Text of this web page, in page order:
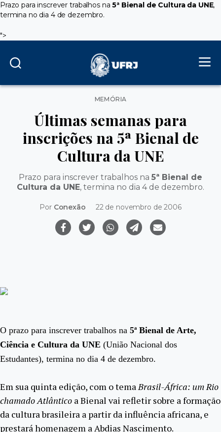
Prazo para inscrever trabalhos na5ª Bienal de Cultura da UNE,
termina no dia 4 de dezembro.
">
Categorias
MEMÓRIA
Últimas semanas para
inscrições na 5ª Bienal de
Cultura da UNE
Prazo para inscrever trabalhos na 5ª Bienal de
Cultura da UNE, termina no dia 4 de dezembro.
Por Conexão 22 de novembro de 2006
O prazo para inscrever trabalhos na 5ª Bienal de Arte,
Ciência e Cultura da UNE (União Nacional dos
Estudantes), termina no dia 4 de dezembro.
Em sua quinta edição, com o temaBrasil-África: um Rio
chamado Atlântico a Bienal vai refletir sobre a formação
da cultura brasileira a partir da influência africana, e
prestará homenagem a Abdias Nascimento.